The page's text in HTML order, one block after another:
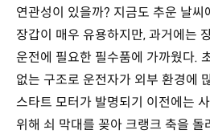
연관성이 있을까? 지금도 추운 날씨
장갑이 매우 유용하지만, 과거에는
운전에 필요한 필수품에 가까웠다.
없는 구조로 운전자가 외부 환경에
스타트 모터가 발명되기 이전에는
위해 쇠 막대를 꽂아 크랭크 축을 돌